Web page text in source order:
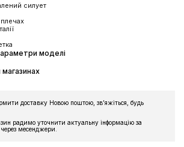
силует
моделі
доставку Новою поштою, звʼяжіться, будь
радимо уточнити актуальну інформацію за
месенджери.
10% НА ПЕРШЕ
ЗАМОВЛЕННЯ